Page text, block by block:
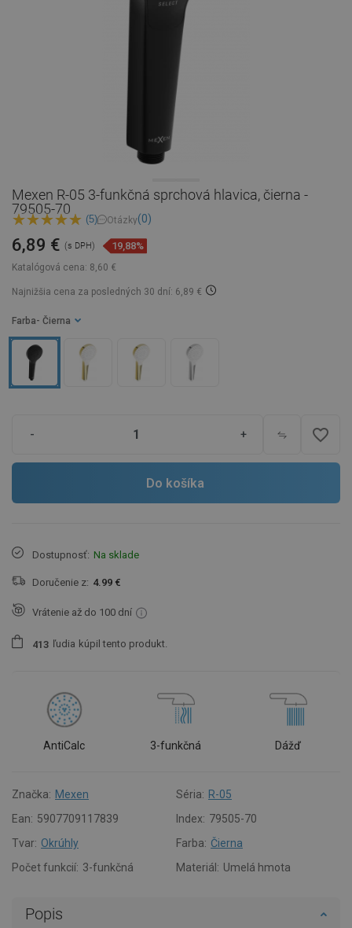
Mexen R-05 3-funkčná sprchová hlavica, čierna -
79505-70
(5) Otázky(0)
Katalógová cena: 8,60 €
6,89 € (s DPH) 19,88%
Najnižšia cena za posledných 30 dní: 6,89 €
Farba - Čierna
- + favorite_border
Do košíka
Dostupnosť: Na sklade
Doručenie z: 4.99 €
Vrátenie až do 100 dní
41 3 ľudia kúpil tento produkt.
AntiCalc 3-funkčná Dážď
Značka: Mexen Séria: R-05
Ean: 5907709117839 Index: 79505-70
Tvar: Okrúhly Farba: Čierna
Počet funkcií: 3-funkčná Materiál: Umelá hmota
Popis